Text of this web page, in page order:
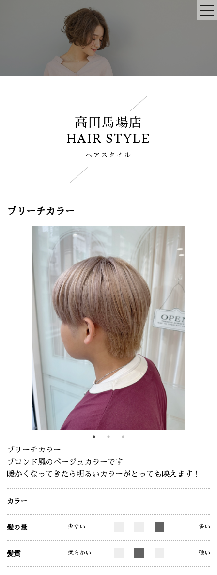
高田馬場店
HAIR STYLE
ヘアスタイル
ブリーチカラー
ブリーチカラー
ブロンド風のベージュカラーです
暖かくなってきたら明るいカラーがとっても映えます！
カラー
髪の量 少ない 多い
髪質 柔らかい 硬い